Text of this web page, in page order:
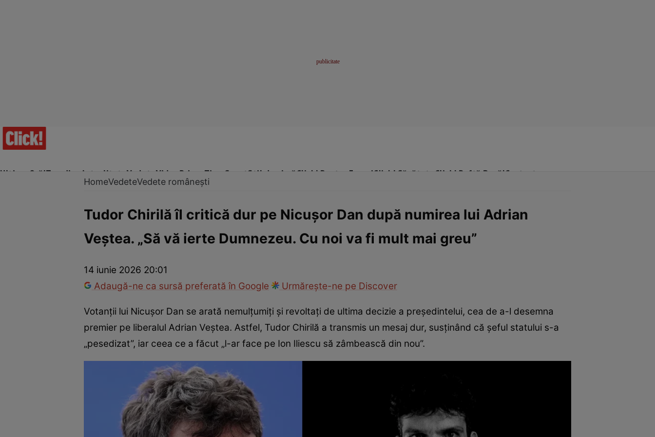
Ultima Oră!Trending Actualitate Vedete Video Prime Time SportStil de viațăClick! Pentru FemeiClick! Sănătate Click! Poftă Bună!Contact
Vedete internaționaleVedete românești Interviurile Click!Paparazzii Click!
HomeVedeteVedete românești
Tudor Chirilă îl critică dur pe Nicușor Dan după numirea lui Adrian
Veștea. „Să vă ierte Dumnezeu. Cu noi va fi mult mai greu”
14 iunie 2026 20:01
Adaugă-ne ca sursă preferată în Google
Urmărește-ne pe Discover
Votanții lui Nicușor Dan se arată nemulțumiți și revoltați de ultima decizie a președintelui, cea de a-l desemna
premier pe liberalul Adrian Veștea. Astfel, Tudor Chirilă a transmis un mesaj dur, susținând că șeful statului s-a
„pesedizat”, iar ceea ce a făcut „l-ar face pe Ion Iliescu să zâmbească din nou”.